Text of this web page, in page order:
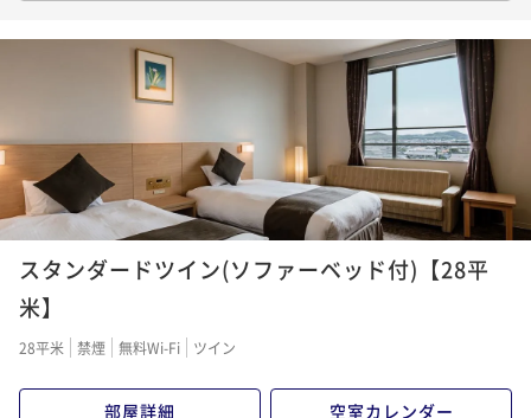
7日前から返金不可
事前決済可
IN 15:00 - 18:00 OUT10:00
ポイント即利用で 最大7％OFF
¥31,676~
2名 ¥ 29,458 ~
ポイントアップ
【特別会席】知多半島と伊勢湾の味覚を堪能
二食付き
ポイント即利用で
¥ 30,347 ~
【季節の会席】美浜の風に乗せて
二食付き 現地決済可 事前決済可
IN 15:00 - 20:00 OUT10:00
ポイント即利用で 最大7％OFF
¥23,670~
2名 ¥ 22,013 ~
ポイントアップ
【早期割28／土地の恵み会席】早期予約でオトクな価
格！※27日前から返金不可
二食付き
2名 ¥ 25,463 ~
スタンダードツイン(ソファーベッド付)【28平
米】
28平米 禁煙 無料Wi-Fi ツイン
部屋詳細 空室カレンダー